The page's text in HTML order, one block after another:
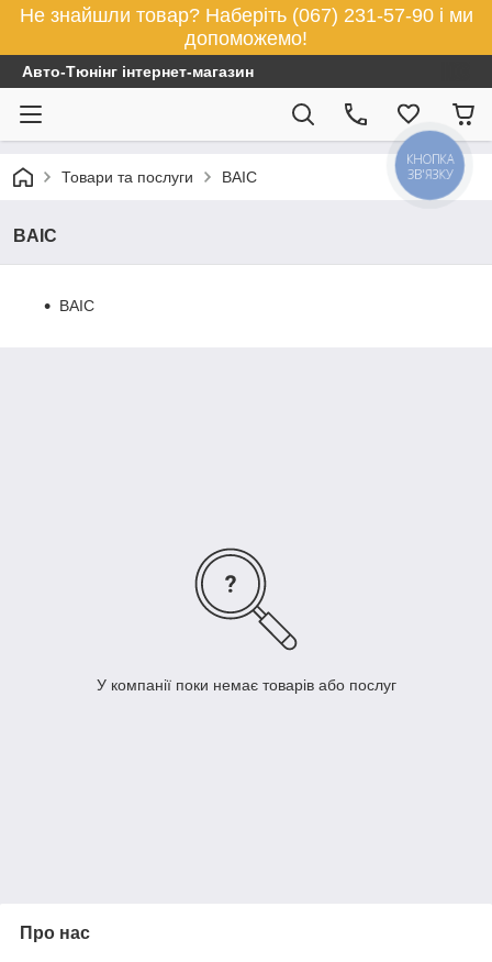
Не знайшли товар? Наберіть (067) 231-57-90 і ми
допоможемо!
Авто-Тюнінг інтернет-магазин
Товари та послуги BAIC
BAIC
BAIC
У компанії поки немає товарів або послуг
Про нас
КНОПКА
ЗВ'ЯЗКУ